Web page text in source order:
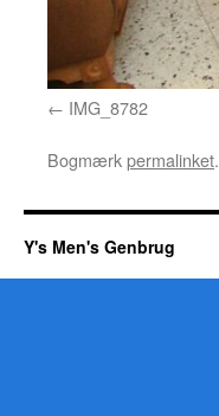
IMG_8782
Bogmærkpermalinket.
Y's Men's Genbrug